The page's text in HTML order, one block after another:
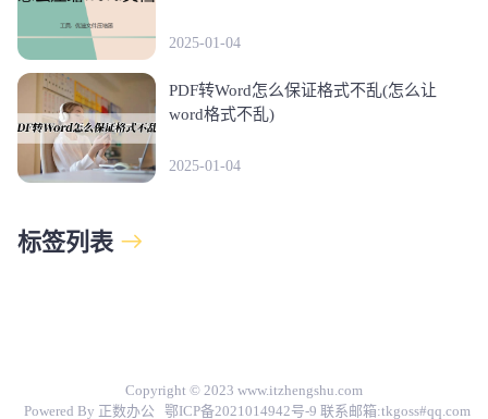
2025-01-04
PDF转Word怎么保证格式不乱(怎么让
word格式不乱)
2025-01-04
标签列表
Copyright © 2023 www.itzhengshu.com
Powered By 正数办公
鄂ICP备2021014942号-9 联系邮箱:tkgoss#qq.com